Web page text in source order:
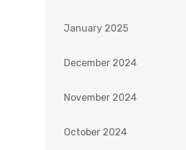
January 2025
December 2024
November 2024
October 2024